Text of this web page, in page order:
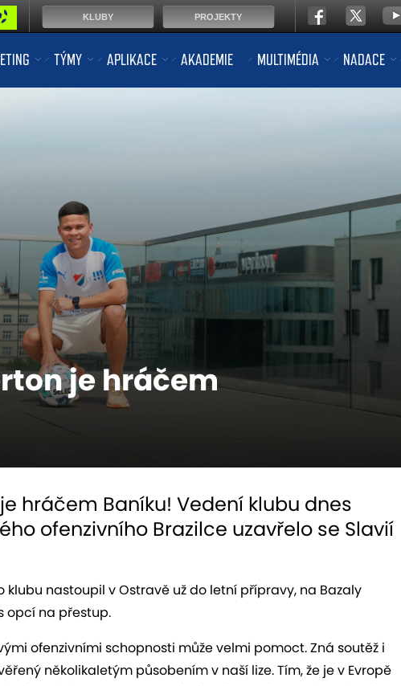
TÝMY APLIKACE AKADEMIE MULTIMÉDIA NADACE
je hráčem
hráčem Baníku! Vedení klubu dnes
ofenzivního Brazilce uzavřelo se Slavií
klubu nastoupil v Ostravě už do letní přípravy, na Bazaly
opcí na přestup.
ofenzivními schopnosti může velmi pomoct. Zná soutěž i
několikaletým působením v naší lize. Tím, že je v Evropě
KLUBY PROJEKTY